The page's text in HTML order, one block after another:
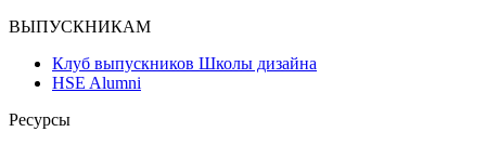
ВЫПУСКНИКАМ
Клуб выпускников Школы дизайна
HSE Alumni
Ресурсы